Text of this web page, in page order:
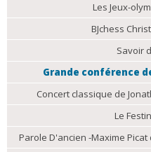
Les Jeux-
BJchess
Savoir
Grande conférence
Concert classique de
Le
Parole D'ancien -Maxime